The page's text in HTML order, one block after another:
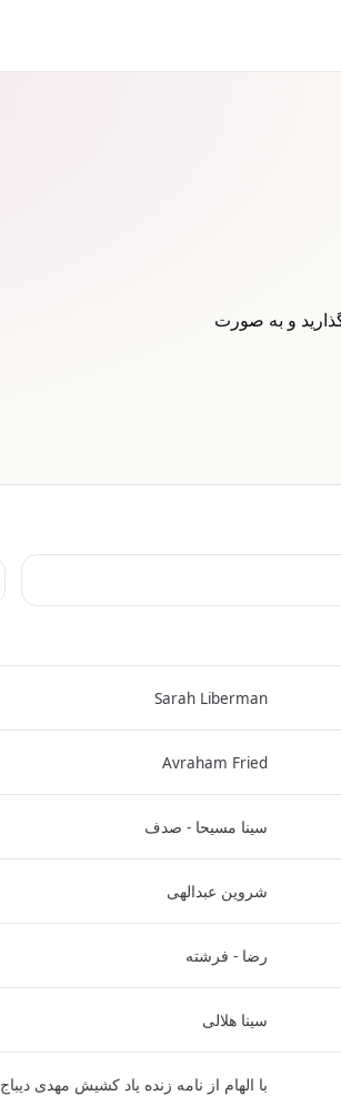
و به صورت
Sarah Liberman
Avraham Fried
سینا مسیحا - صدف
شروین عبدالهی
رضا - فرشته
سینا هلالی
با الهام از نامه زنده یاد کشیش مهدی دیباج